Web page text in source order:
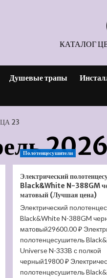
КАТАЛОГ
Душевые трапы
23
2026
Полотенцесушители
Электрический
Black&White N-388GM
матовый (Лучшая цена)
Электрический
Black&White N-388GM
матовый29600.00 ₽
полотенцесушитель
Universe N-333B с полкой
черный19800 ₽
полотенцесушитель